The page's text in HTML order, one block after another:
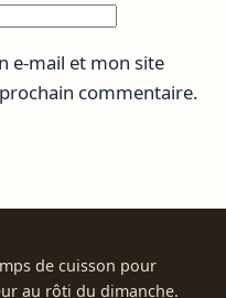
e-mail et mon site
commentaire.
de cuisson pour
au rôti du dimanche.